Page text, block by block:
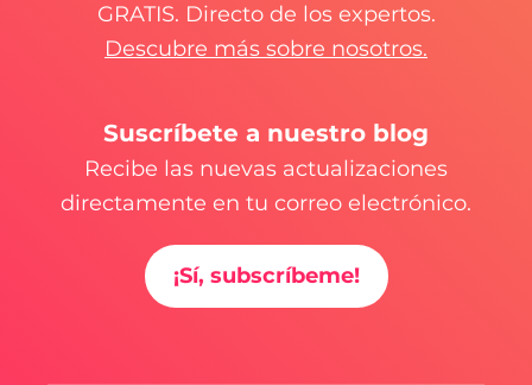
GRATIS. Directo de los expertos.
Descubre más sobre nosotros.
Suscríbete a nuestro blog
Recibe las nuevas actualizaciones
directamente en tu correo electrónico.
¡Sí, subscríbeme!